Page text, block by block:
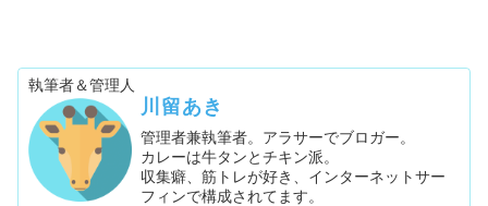
執筆者＆管理人
川留あき
管理者兼執筆者。アラサーでブロガー。
カレーは牛タンとチキン派。
収集癖、筋トレが好き、インターネットサー
フィンで構成されてます。